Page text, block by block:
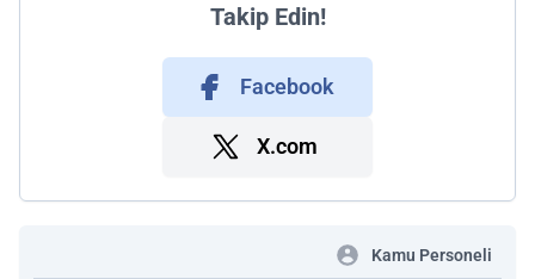
Takip Edin!
Facebook
X.com
Kamu Personeli